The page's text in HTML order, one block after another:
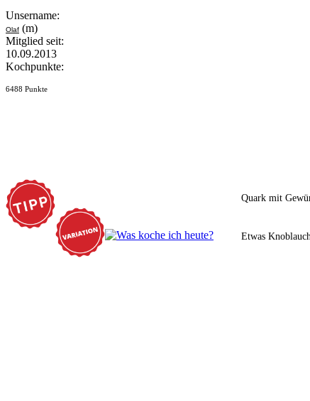
Unsername:
Olaf (m)
Mitglied seit:
10.09.2013
Kochpunkte:
6488 Punkte
Quark mit
Etwas